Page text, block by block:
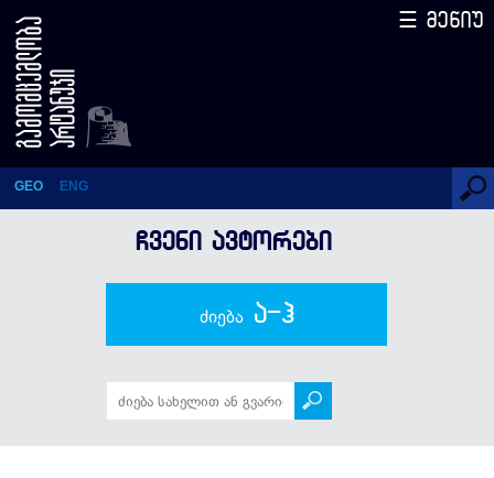
დიანა ანფიმიადი
GEO ENG
☰ მენიუ
ᲩᲕᲔᲜᲘ ᲐᲕᲢᲝᲠᲔᲑᲘ
ძიება ა-ჰ